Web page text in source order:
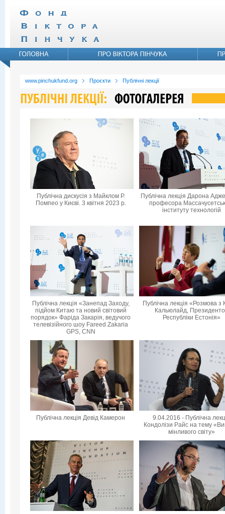
www.pinchukfund.org Проєкти Публічні лекції
Публічна дискусія з Майклом Р.
Помпео у Києві. 3 квітня 2023 р.
Публічна лекція Дарона
професора
інституту технологій
Публічна лекція «Занепад Заходу,
підйом Китаю та новий світовий
порядок» Фаріда Закарія, ведучого
телевізійного шоу Fareed Zakaria
GPS, CNN
Публічна лекція «Розмова з
Кальюлайд,
Республіки Естонія»
Публічна лекція Девід Камерон
9.04.2016 - Публічна
Кондолізи Райс на тему
мінливого світу»